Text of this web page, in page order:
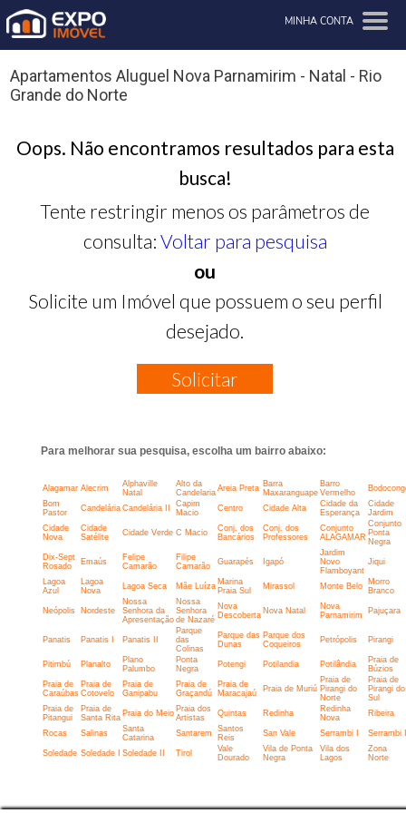
MINHA CONTA
Apartamentos Aluguel Nova Parnamirim - Natal - Rio
Grande do Norte
Oops. Não encontramos resultados para esta
busca!
Tente restringir menos os parâmetros de
consulta: Voltar para pesquisa
ou
Solicite um Imóvel que possuem o seu perfil
desejado.
Solicitar
Para melhorar sua pesquisa, escolha um bairro abaixo:
Alagamar Alecrim
Alphaville
Natal
Alto da
Candelaria Areia Preta Barra
Maxaranguape
Barro
Vermelho
Bom
Pastor
Candelária Candelária II
Capim
Macio
Centro Cidade Alta
Cidade da
Esperança
Cidade
Jardim
Cidade
Nova
Cidade
Satélite
Cidade Verde C Macio
Conj. dos
Bancários
Conj. dos
Professores
Conjunto
ALAGAMAR
Conjunto
Ponta
Negra
Dix-Sept
Rosado
Emaús
Felipe
Camarão
Filipe
Camarão
Guarapés Igapó
Jardim
Novo
Flamboyant
Jiqui
Lagoa
Azul
Lagoa
Nova
Lagoa Seca Mãe Luíza Marina
Praia Sul
Mirassol Monte Belo
Morro
Branco
Neópolis Nordeste
Nossa
Senhora da
Apresentação
Nossa
Senhora
de Nazaré
Nova
Descoberta Nova Natal
Nova
Parnamirim
Pajuçara
Panatis Panatis I Panatis II
Parque
das
Colinas
Parque das
Dunas
Parque dos
Coqueiros
Petrópolis Pirangi
Pitimbú Planalto
Plano
Palumbo
Ponta
Negra
Potengi Potilandia Potilândia
Praia de
Búzios
Praia de
Caraúbas
Praia de
Cotovelo
Praia de
Ganipabu
Praia de
Graçandú
Praia de
Maracajaú
Praia de Muriú
Praia de
Pirangi do
Norte
Praia de
Pirangi do
Sul
Praia de
Pitangui
Praia de
Santa Rita Praia do Meio Praia dos
Artistas
Quintas Redinha
Redinha
Nova
Ribeira
Rocas Salinas
Santa
Catarina
Santarem
Santos
Reis
San Vale Serrambi I Serrambi
Soledade Soledade I Soledade II Tirol
Vale
Dourado
Vila de Ponta
Negra
Vila dos
Lagos
Zona
Norte